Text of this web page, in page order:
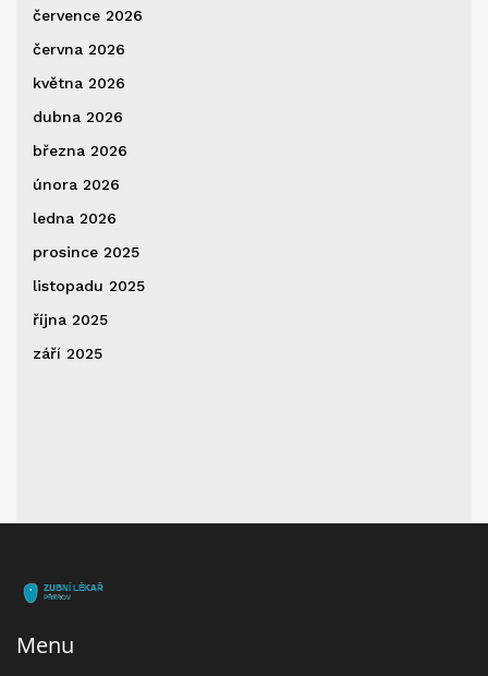
července 2026
června 2026
května 2026
dubna 2026
března 2026
února 2026
ledna 2026
prosince 2025
listopadu 2025
října 2025
září 2025
Menu